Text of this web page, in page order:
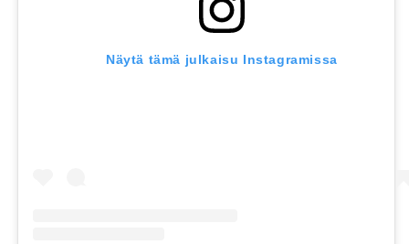
Näytä tämä julkaisu Instagramissa